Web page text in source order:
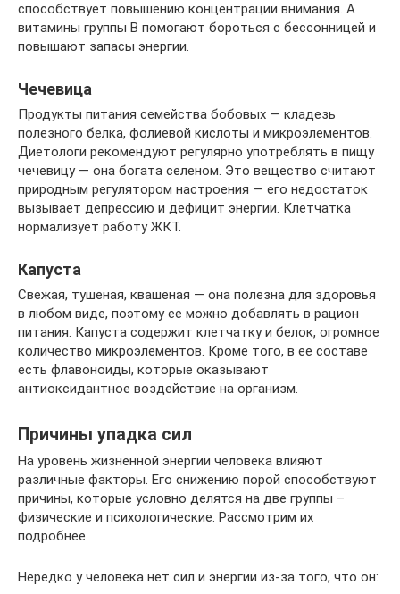
способствует повышению концентрации внимания. А
витамины группы В помогают бороться с бессонницей и
повышают запасы энергии.
Чечевица
Продукты питания семейства бобовых — кладезь
полезного белка, фолиевой кислоты и микроэлементов.
Диетологи рекомендуют регулярно употреблять в пищу
чечевицу — она богата селеном. Это вещество считают
природным регулятором настроения — его недостаток
вызывает депрессию и дефицит энергии. Клетчатка
нормализует работу ЖКТ.
Капуста
Свежая, тушеная, квашеная — она полезна для здоровья
в любом виде, поэтому ее можно добавлять в рацион
питания. Капуста содержит клетчатку и белок, огромное
количество микроэлементов. Кроме того, в ее составе
есть флавоноиды, которые оказывают
антиоксидантное воздействие на организм.
Причины упадка сил
На уровень жизненной энергии человека влияют
различные факторы. Его снижению порой способствуют
причины, которые условно делятся на две группы –
физические и психологические. Рассмотрим их
подробнее.
Нередко у человека нет сил и энергии из-за того, что он: